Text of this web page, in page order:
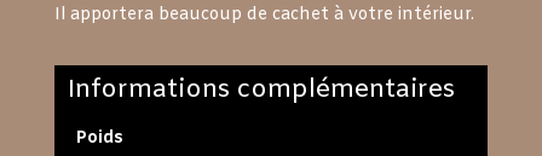
Il apportera beaucoup de cachet à votre intérieur.
Informations complémentaires
Poids